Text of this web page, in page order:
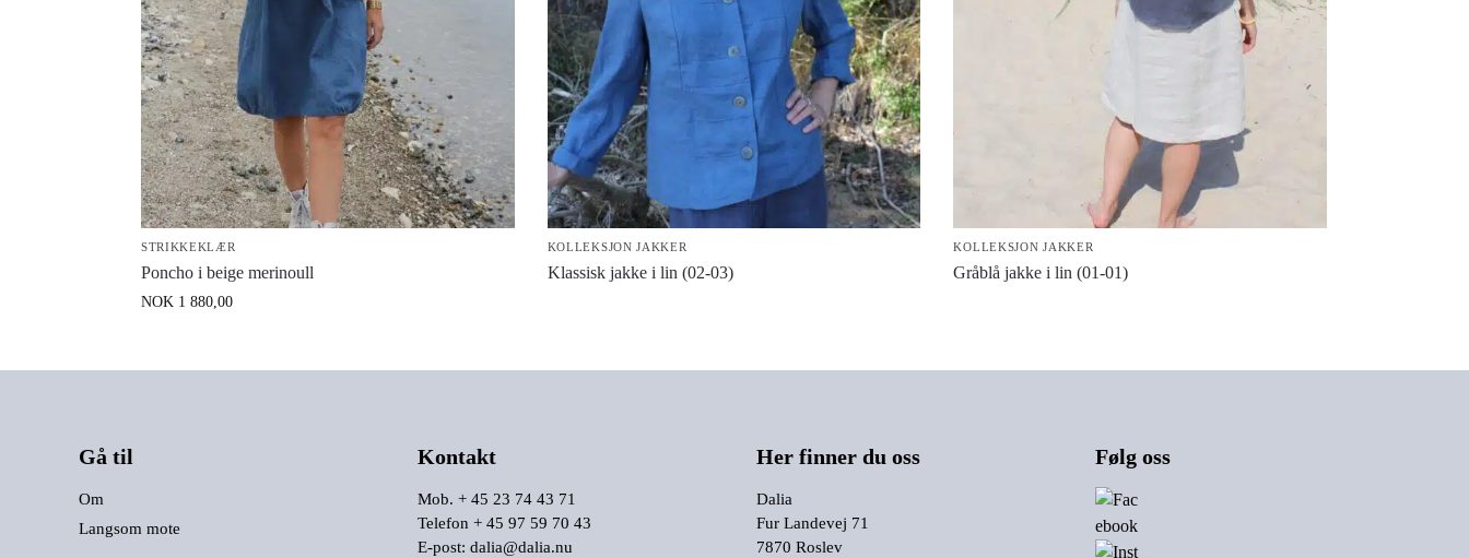
STRIKKEKLÆR
Poncho i beige merinoull
NOK1 880,00
KOLLEKSJON JAKKER
Klassisk jakke i lin (02-03)
KOLLEKSJON JAKKER
Gråblå jakke i lin (01-01)
Gå til
Om
Langsom mote
Kontakt
Mob. + 45 23 74 43 71
Telefon + 45 97 59 70 43
E-post: dalia@dalia.nu
Her finner du oss
Dalia
Fur Landevej 71
7870 Roslev
Følg oss